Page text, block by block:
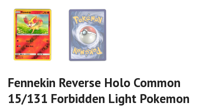
Fennekin Reverse Holo Common
15/131 Forbidden Light Pokemon